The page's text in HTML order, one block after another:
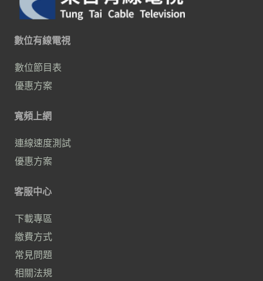
數位有線電視
數位節目表
優惠方案
寬頻上網
連線速度測試
優惠方案
客服中心
下載專區
繳費方式
常見問題
相關法規